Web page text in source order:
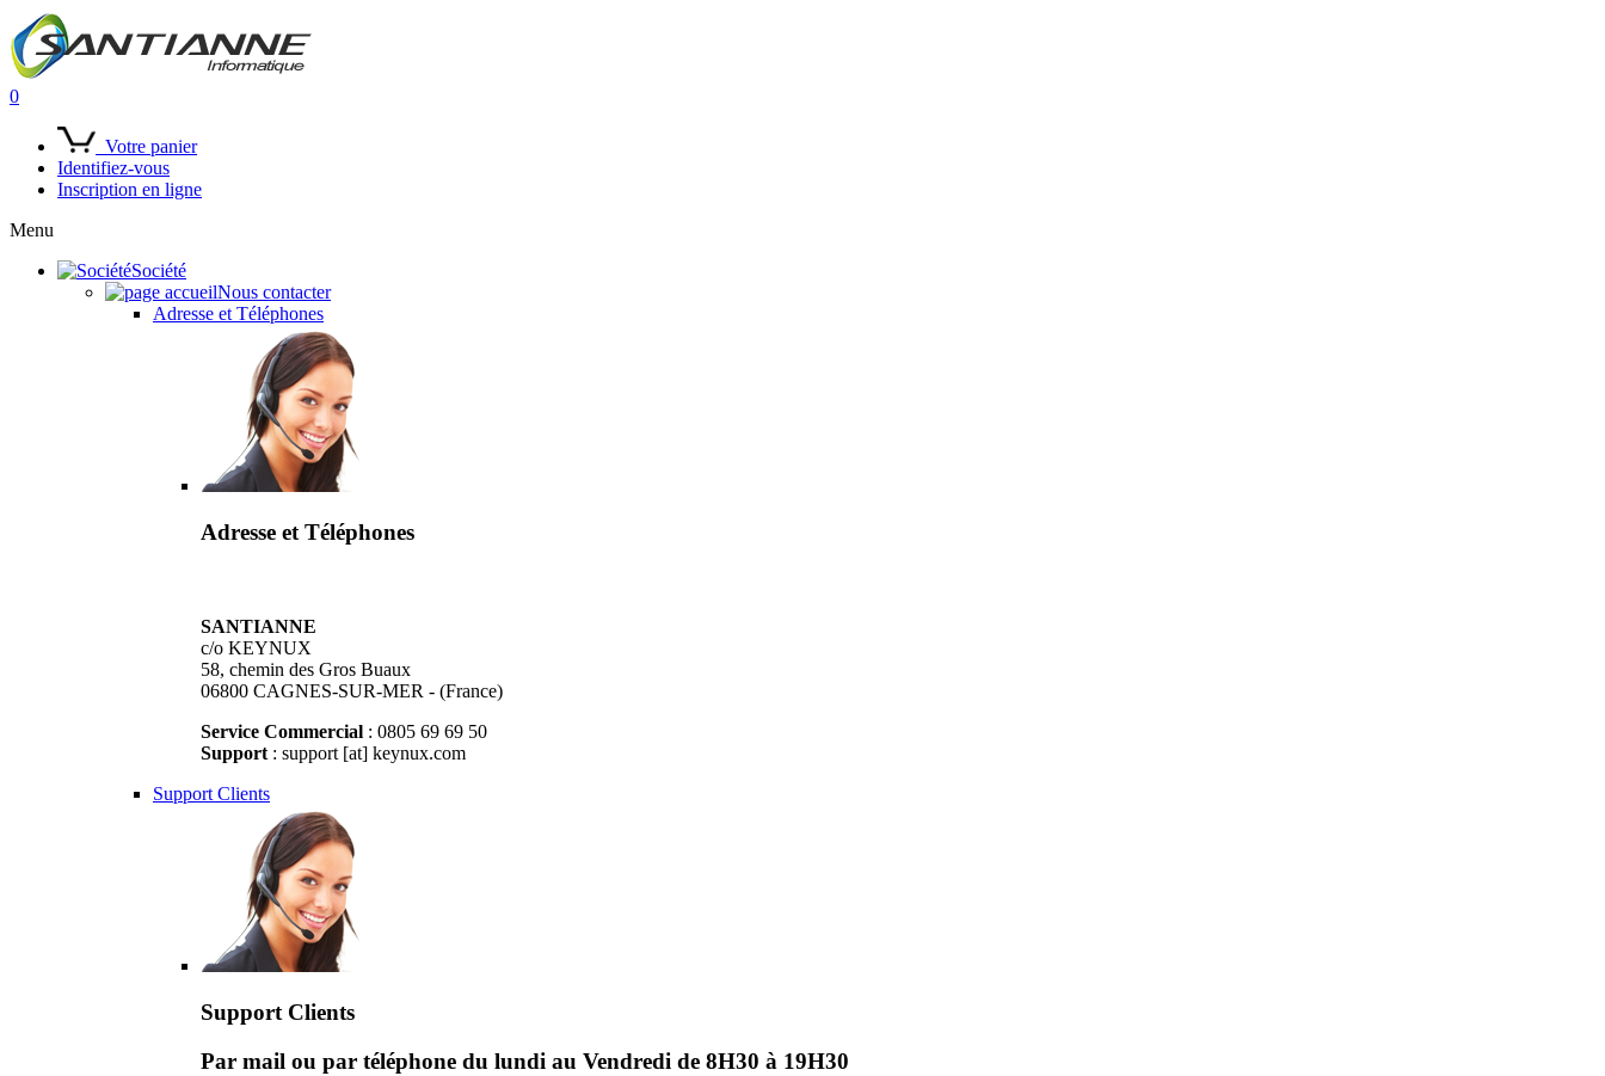
0
Votre panier
Identifiez-vous
Inscription en ligne
Menu
Société
Nous contacter
Adresse et Téléphones
Adresse et Téléphones
SANTIANNE
c/o KEYNUX
58, chemin des Gros Buaux
06800 CAGNES-SUR-MER - (France)
Service Commercial : 0805 69 69 50
Support : support [at] keynux.com
Support Clients
Support Clients
Par mail ou par téléphone du lundi au Vendredi de 8H30 à 19H30